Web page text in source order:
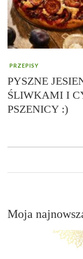
PRZEPISY
PYSZNE
ŚLIWKAMI I
PSZENICY :)
Moja